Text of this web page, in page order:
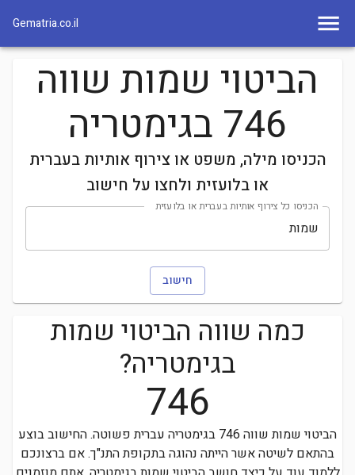
Gematria.co.il
הביטוי שמות שווה
746 בגימטריה
הכניסו מילה, משפט או צירוף אותיות בעברית
או בלועזית ולחצו על חישוב
הכניסו כל צירוף אותיות בעברית או בלועזית
חישוב
כמה שווה הביטוי שמות
בגימטריה?
746
הביטוי שמות שווה 746 בגימטריה עברית פשוטה.החישוב בוצע
בהתאם לשיטה אשר הייתה נהוגה בתקופת התנ"ך. אם ברצונכם